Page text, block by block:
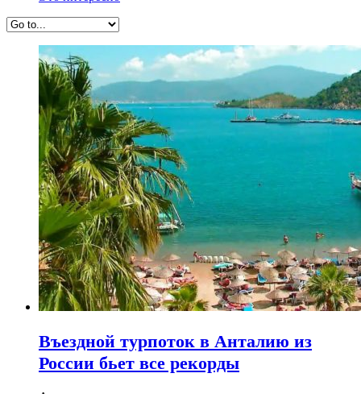
Въездной турпоток в Анталию из
России бьет все рекорды